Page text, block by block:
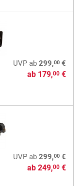
UVPab 299,00€
ab 179,00€
UVPab 299,00€
ab 249,00€